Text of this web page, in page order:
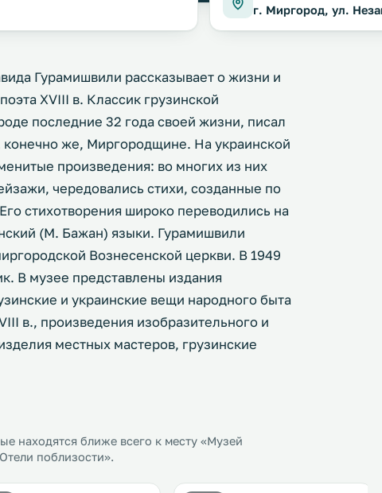
г. Миргород, ул.
Гурамишвили рассказывает о жизни и
XVIII в. Классик грузинской
последние 32 года своей жизни, писал
же, Миргородщине. На украинской
произведения: во многих из них
чередовались стихи, созданные по
стихотворения широко переводились на
(М. Бажан) языки. Гурамишвили
Вознесенской церкви. В 1949
В музее представлены издания
и украинские вещи народного быта
в., произведения изобразительного и
местных мастеров, грузинские
находятся ближе всего к месту «Музей
поблизости».